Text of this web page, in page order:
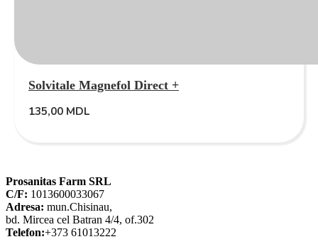
Solvitale Magnefol Direct +
135,00 MDL
Prosanitas Farm SRL
C/F: 1013600033067
Adresa: mun.Chisinau,
bd. Mircea cel Batran 4/4, of.302
Telefon:+373 61013222